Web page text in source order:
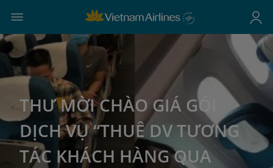
THƯ MỜI CHÀO GIÁ GÓI
DỊCH VỤ “THUÊ DV TƯƠNG
TÁC KHÁCH HÀNG QUA